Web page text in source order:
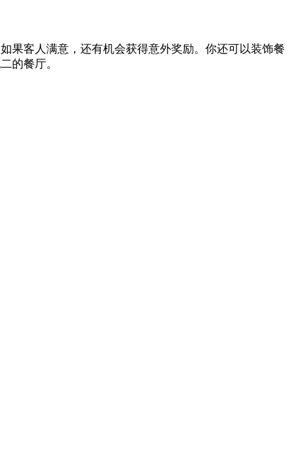
果客人满意，还有机会获得意外奖励。你还可以装饰餐
的餐厅。